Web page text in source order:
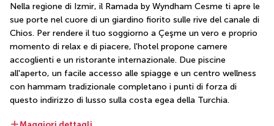
Nella regione di Izmir, il Ramada by Wyndham Cesme ti apre le
sue porte nel cuore di un giardino fiorito sulle rive del canale di
Chios. Per rendere il tuo soggiorno a Çeşme un vero e proprio
momento di relax e di piacere, l'hotel propone camere
accoglienti e un ristorante internazionale. Due piscine
all'aperto, un facile accesso alle spiagge e un centro wellness
con hammam tradizionale completano i punti di forza di
questo indirizzo di lusso sulla costa egea della Turchia.